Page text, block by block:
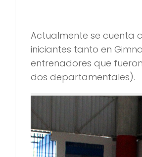
Actualmente se cuenta
iniciantes tanto en
entrenadores que
dos departamentales).